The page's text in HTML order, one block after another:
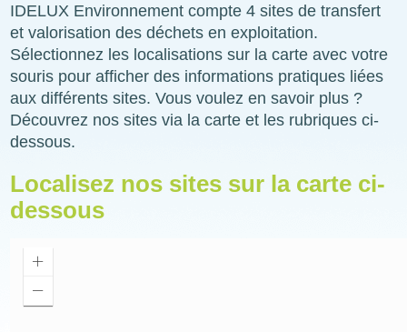
IDELUX Environnement compte 4 sites de transfert
et valorisation des déchets en exploitation.
Sélectionnez les localisations sur la carte avec votre
souris pour afficher des informations pratiques liées
aux différents sites. Vous voulez en savoir plus ?
Découvrez nos sites via la carte et les rubriques ci-
dessous.
Localisez nos sites sur la carte ci-
dessous